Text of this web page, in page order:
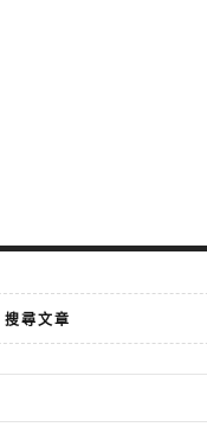
搜尋文章